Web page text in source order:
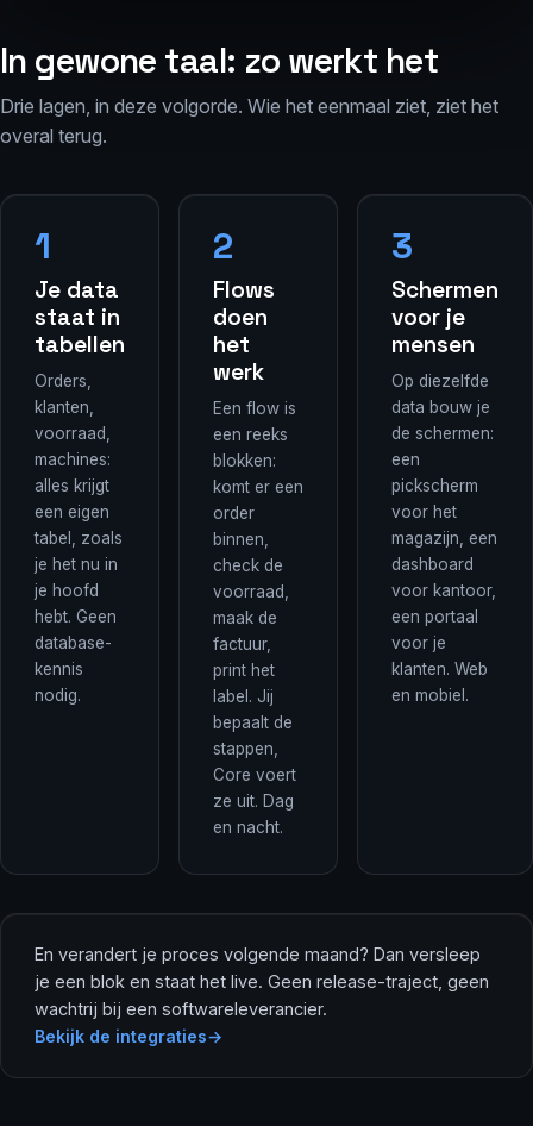
In gewone taal: zo werkt het
Drie lagen, in deze volgorde. Wie het eenmaal ziet, ziet het
overal terug.
Je data
staat in
tabellen
Orders,
klanten,
voorraad,
machines:
alles krijgt
een eigen
tabel, zoals
je het nu in
je hoofd
hebt. Geen
database-
kennis
nodig.
Flows
doen
het
werk
Een flow is
een reeks
blokken:
komt er een
order
binnen,
check de
voorraad,
maak de
factuur,
print het
label. Jij
bepaalt de
stappen,
Core voert
ze uit. Dag
en nacht.
Schermen
voor je
mensen
Op diezelfde
data bouw je
de schermen:
een
pickscherm
voor het
magazijn, een
dashboard
voor kantoor,
een portaal
voor je
klanten. Web
en mobiel.
En verandert je proces volgende maand? Dan versleep
je een blok en staat het live. Geen release-traject, geen
wachtrij bij een softwareleverancier.
Bekijk de integraties